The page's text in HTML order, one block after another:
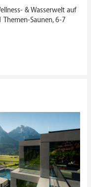
& Wasserwelt auf
Saunen, 6-7